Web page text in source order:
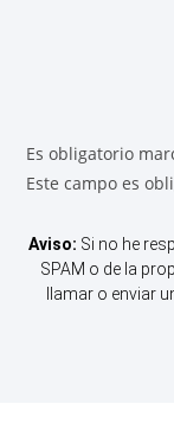
Es obligatorio
Este campo es
Aviso: Si no he
SPAM o de la
llamar o enviar